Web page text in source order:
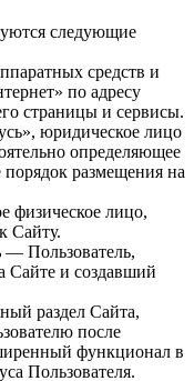
следующие
средств и
по адресу
страницы и сервисы.
юридическое лицо
определяющее
размещения на
физическое лицо,
Сайту.
— Пользователь,
Сайте и создавший
раздел Сайта,
после
функционал в
Пользователя.